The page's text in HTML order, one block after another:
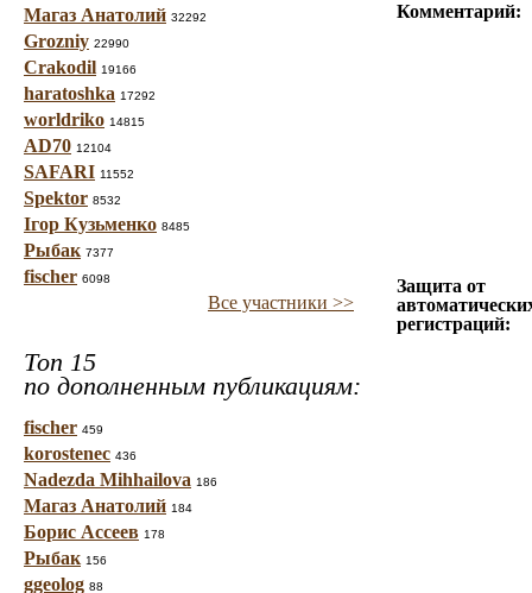
Магаз Анатолий 32292
Grozniy 22990
Crakodil 19166
haratoshka 17292
worldriko 14815
AD70 12104
SAFARI 11552
Spektor 8532
Ігор Кузьменко 8485
Рыбак 7377
fischer 6098
Все участники >>
Топ 15
по дополненным публикациям:
fischer 459
korostenec 436
Nadezda Mihhailova 186
Магаз Анатолий 184
Борис Ассеев 178
Рыбак 156
ggeolog 88
Комментарий:
Защита от
регистраций: